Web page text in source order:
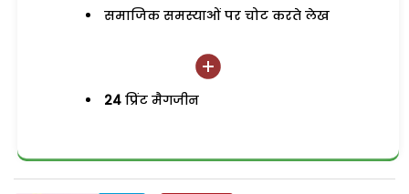
समाजिक समस्याओं पर चोट करते लेख
24 प्रिंट मैगजीन